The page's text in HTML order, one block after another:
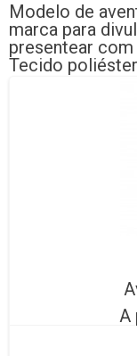
Modelo de
marca para
presentear
Tecido
A